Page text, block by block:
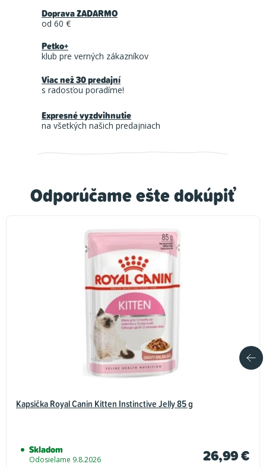
Odporúčame ešte dokúpiť
Kapsička Royal Canin Kitten Instinctive Jelly 85 g
Skladom
Odosielame 9.8.2026 26,99 €
Doprava ZADARMO
od 60 €
Petko+
klub pre verných zákazníkov
Viac než 30 predajní
s radosťou poradíme!
Expresné vyzdvihnutie
na všetkých našich predajniach